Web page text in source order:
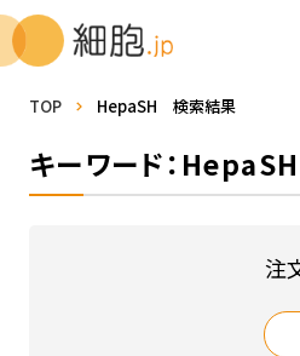
TOP HepaSH 検索結果
キーワード：HepaSH
注